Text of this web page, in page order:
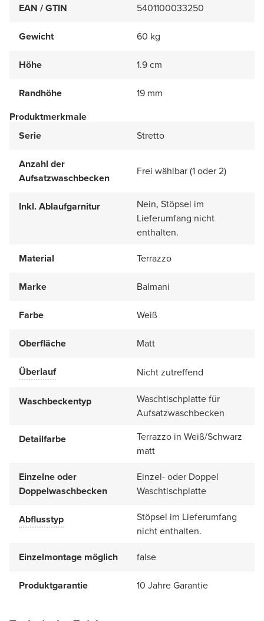
EAN / GTIN 5401100033250
Gewicht 60 kg
Höhe 1.9 cm
Randhöhe
19 mm
Produktmerkmale
Serie
Stretto
Anzahl der
Aufsatzwaschbecken
Frei wählbar (1 oder 2)
Inkl. Ablaufgarnitur
Nein, Stöpsel im
Lieferumfang nicht
enthalten.
Material
Terrazzo
Marke Balmani
Farbe Weiß
Oberfläche Matt
Überlauf Nicht zutreffend
Waschbeckentyp
Waschtischplatte für
Aufsatzwaschbecken
Detailfarbe
Terrazzo in Weiß/Schwarz
matt
Einzelne oder
Doppelwaschbecken
Einzel- oder Doppel
Waschtischplatte
Abflusstyp
Stöpsel im Lieferumfang
nicht enthalten.
Einzelmontage möglich
false
Produktgarantie 10 Jahre Garantie